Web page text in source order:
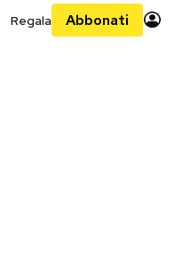
Regala Abbonati